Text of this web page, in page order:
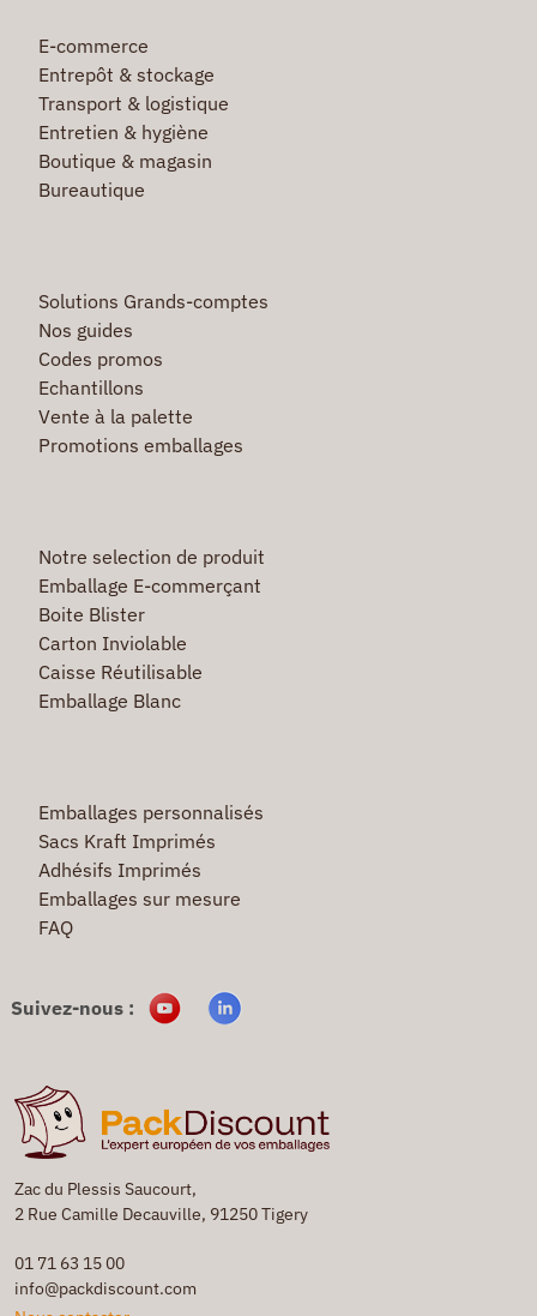
Zac du Plessis Saucourt,
2 Rue Camille Decauville, 91250 Tigery
01 71 63 15 00
info@packdiscount.com
E-commerce
Entrepôt & stockage
Transport & logistique
Entretien & hygiène
Boutique & magasin
Bureautique
Solutions Grands-comptes
Nos guides
Codes promos
Echantillons
Vente à la palette
Promotions emballages
Notre selection de produit
Emballage E-commerçant
Boite Blister
Carton Inviolable
Caisse Réutilisable
Emballage Blanc
Emballages personnalisés
Sacs Kraft Imprimés
Adhésifs Imprimés
Emballages sur mesure
FAQ
Suivez-nous :